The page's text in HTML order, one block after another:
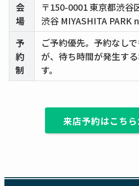
会
場
〒150-0001 東京都渋谷
渋谷 MIYASHITA PARK
予
約
制
ご予約優先。予約なし
が、待ち時間が発生す
す。
来店予約はこちら